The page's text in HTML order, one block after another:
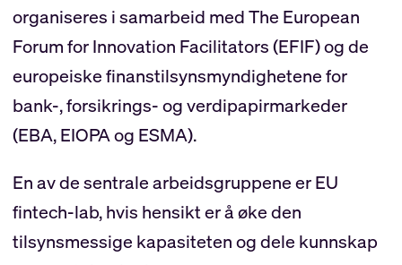
organiseres i samarbeid med The European
Forum for Innovation Facilitators (EFIF) og de
europeiske finanstilsynsmyndighetene for
bank-, forsikrings- og verdipapirmarkeder
(EBA, EIOPA og ESMA).
En av de sentrale arbeidsgruppene er EU
fintech-lab, hvis hensikt er å øke den
tilsynsmessige kapasiteten og dele kunnskap